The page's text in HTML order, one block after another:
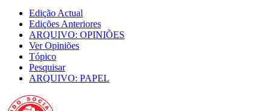
Edição Actual
Edições Anteriores
ARQUIVO: OPINIÕES
Ver Opiniões
Tópico
Pesquisar
ARQUIVO: PAPEL